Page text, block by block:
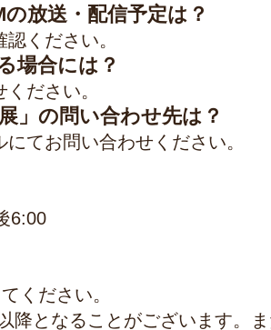
放送・配信予定は？
認ください。
場合には？
ださい。
」の問い合わせ先は？
てお問い合わせください。
6:00
ください。
降となることがございます。